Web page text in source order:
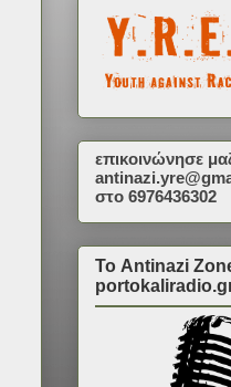
επικοινώνησε
στο 6976436302
Το Antinazi